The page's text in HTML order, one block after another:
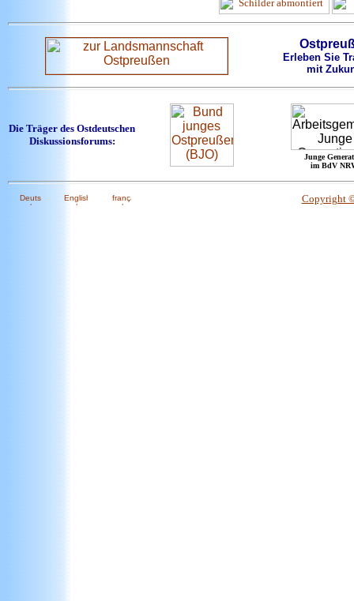
Erleben Sie
mit
Die Träger des Ostdeutschen
Diskussionsforums:
Junge
im BdV
Copyright